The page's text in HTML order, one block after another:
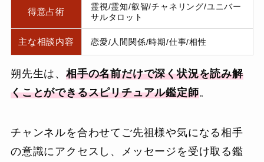
得意占術
霊視/霊知/叡智/チャネリング/ユニバー
サルタロット
主な相談内容 恋愛/人間関係/時期/仕事/相性
朔先生は、 相手の名前だけで深く状況を読み解
くことができるスピリチュアル鑑定師。
チャンネルを合わせてご先祖様や気になる相手
の意識にアクセスし、メッセージを受け取る鑑